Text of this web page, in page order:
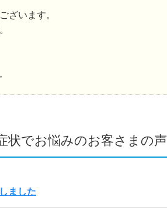
ざいます。
状でお悩みのお客さまの声
ました